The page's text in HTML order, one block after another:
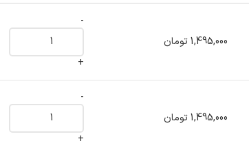
1,495,000تومان
-
+
1,495,000تومان
-
+